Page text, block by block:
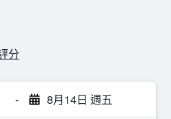
分
- 8月14日 週五